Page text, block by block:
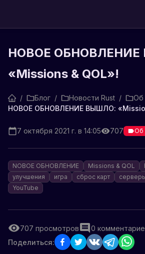
НОВОЕ
«Missions & QOL»!
/ Блог / Новости Rust / Об
НОВОЕ ОБНОВЛЕНИЕ ВЫШЛО:
7 октября 2021 г. в 14:05 707 Об
NОВОЕ ОБНОВЛЕНИЕ Missions & QOL
улучшения
игра сброс карт
YouTube
707 просмотров 0
Поделиться: